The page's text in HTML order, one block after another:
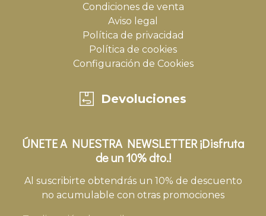
Condiciones de venta
Aviso legal
Política de privacidad
Política de cookies
Configuración de Cookies
Devoluciones
ÚNETE A NUESTRA NEWSLETTER ¡Disfruta
de un 10% dto.!
Al suscribirte obtendrás un 10% de descuento
no acumulable con otras promociones